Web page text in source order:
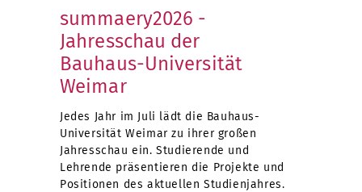
summaery2026 -
Jahresschau der
Bauhaus-Universität
Weimar
Jedes Jahr im Juli lädt die Bauhaus-
Universität Weimar zu ihrer großen
Jahresschau ein. Studierende und
Lehrende präsentieren die Projekte und
Positionen des aktuellen Studienjahres.